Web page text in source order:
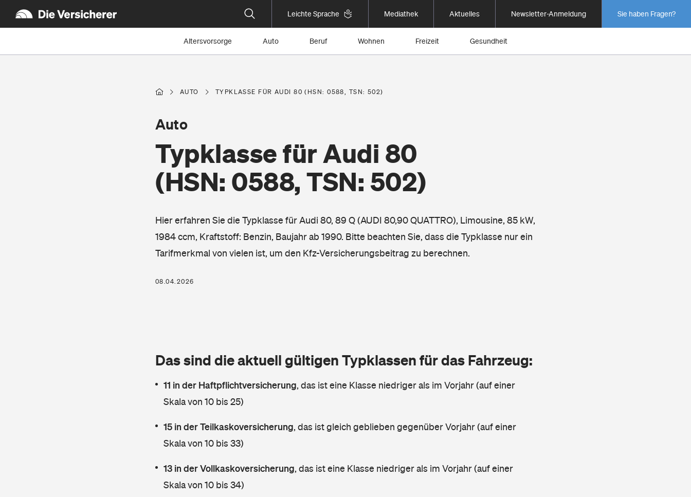
Leichte Sprache Mediathek Aktuelles Newsletter-Anmeldung Sie haben Fragen?
Altersvorsorge Auto Beruf Wohnen Freizeit Gesundheit
AUTO TYPKLASSE FÜR AUDI 80 (HSN: 0588, TSN: 502)
Typklasse für Audi 80
(HSN: 0588, TSN: 502)
Auto
Hier erfahren Sie die Typklasse für Audi 80, 89 Q (AUDI 80,90 QUATTRO), Limousine, 85 kW,
1984 ccm, Kraftstoff: Benzin, Baujahr ab 1990. Bitte beachten Sie, dass die Typklasse nur ein
Tarifmerkmal von vielen ist, um den Kfz-Versicherungsbeitrag zu berechnen.
08.04.2026
Das sind die aktuell gültigen Typklassen für das Fahrzeug:
11 in der Haftpflichtversicherung, das ist eine Klasse niedriger als im Vorjahr (auf einer
Skala von 10 bis 25)
15 in der Teilkaskoversicherung, das ist gleich geblieben gegenüber Vorjahr (auf einer
Skala von 10 bis 33)
13 in der Vollkaskoversicherung, das ist eine Klasse niedriger als im Vorjahr (auf einer
Skala von 10 bis 34)